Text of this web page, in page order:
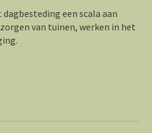
een scala aan
van tuinen, werken in het